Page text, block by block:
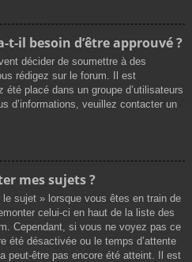
t-il besoin d’être approuvé ?
décider de soumettre à des
rédigez sur le forum. Il est
placé dans un groupe d’utilisateurs
d’informations, veuillez contacter un
mes sujets ?
sujet » lorsque vous êtes en train de
celui-ci en haut de la liste des
Cependant, si vous ne voyez pas ce
été désactivée ou le temps d’attente
peut-être pas encore été atteint. Il est